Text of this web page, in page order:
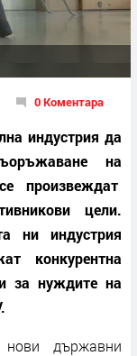
0 Коментара
индустрия да
на
произвеждат
цели.
ни индустрия
конкурентна
за нуждите на
държавни